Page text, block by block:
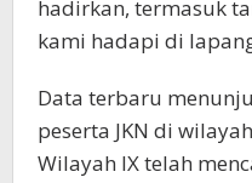
hadirkan, termasuk
kami hadapi di
Data terbaru
peserta JKN di
Wilayah IX telah